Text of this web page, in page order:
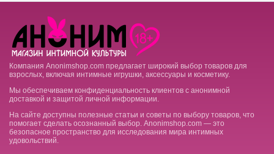
Компания Anonimshop.com предлагает широкий выбор товаров для
взрослых, включая интимные игрушки, аксессуары и косметику.
Мы обеспечиваем конфиденциальность клиентов с анонимной
доставкой и защитой личной информации.
На сайте доступны полезные статьи и советы по выбору товаров, что
помогает сделать осознанный выбор. Anonimshop.com — это
безопасное пространство для исследования мира интимных
удовольствий.